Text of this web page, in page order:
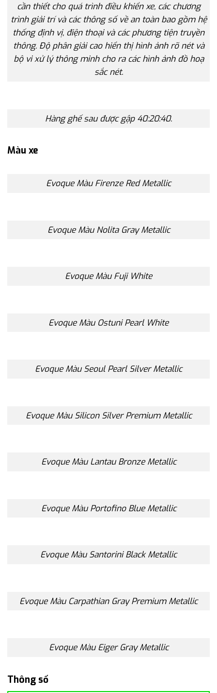
cần thiết cho quá trình điều khiển xe, các chương
trình giải trí và các thông số về an toàn bao gồm hệ
thống định vị, điện thoại và các phương tiện truyền
thông. Độ phân giải cao hiển thị hình ảnh rõ nét và
bộ vi xử lý thông minh cho ra các hình ảnh đồ hoạ
sắc nét.
Hàng ghế sau được gập 40:20:40.
Màu xe
Evoque Màu Firenze Red Metallic
Evoque Màu Nolita Gray Metallic
Evoque Màu Fuji White
Evoque Màu Ostuni Pearl White
Evoque Màu Seoul Pearl Silver Metallic
Evoque Màu Silicon Silver Premium Metallic
Evoque Màu Lantau Bronze Metallic
Evoque Màu Portofino Blue Metallic
Evoque Màu Santorini Black Metallic
Evoque Màu Carpathian Gray Premium Metallic
Evoque Màu Eiger Gray Metallic
Thông số